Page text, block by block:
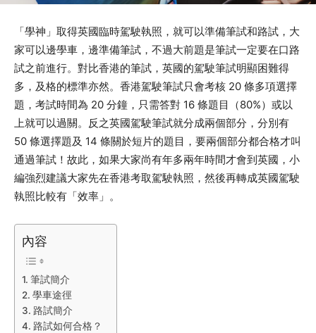
「學神」取得英國臨時駕駛執照，就可以準備筆試和路試，大
家可以邊學車，邊準備筆試，不過大前題是筆試一定要在口路
試之前進行。對比香港的筆試，英國的駕駛筆試明顯困難得
多，及格的標準亦然。香港駕駛筆試只會考核 20 條多項選擇
題，考試時間為 20 分鐘，只需答對 16 條題目（80%）或以
上就可以過關。反之英國駕駛筆試就分成兩個部分，分別有
50 條選擇題及 14 條關於短片的題目，要兩個部分都合格才叫
通過筆試！故此，如果大家尚有年多兩年時間才會到英國，小
編強烈建議大家先在香港考取駕駛執照，然後再轉成英國駕駛
執照比較有「效率」。
內容
筆試簡介
學車途徑
路試簡介
路試如何合格？